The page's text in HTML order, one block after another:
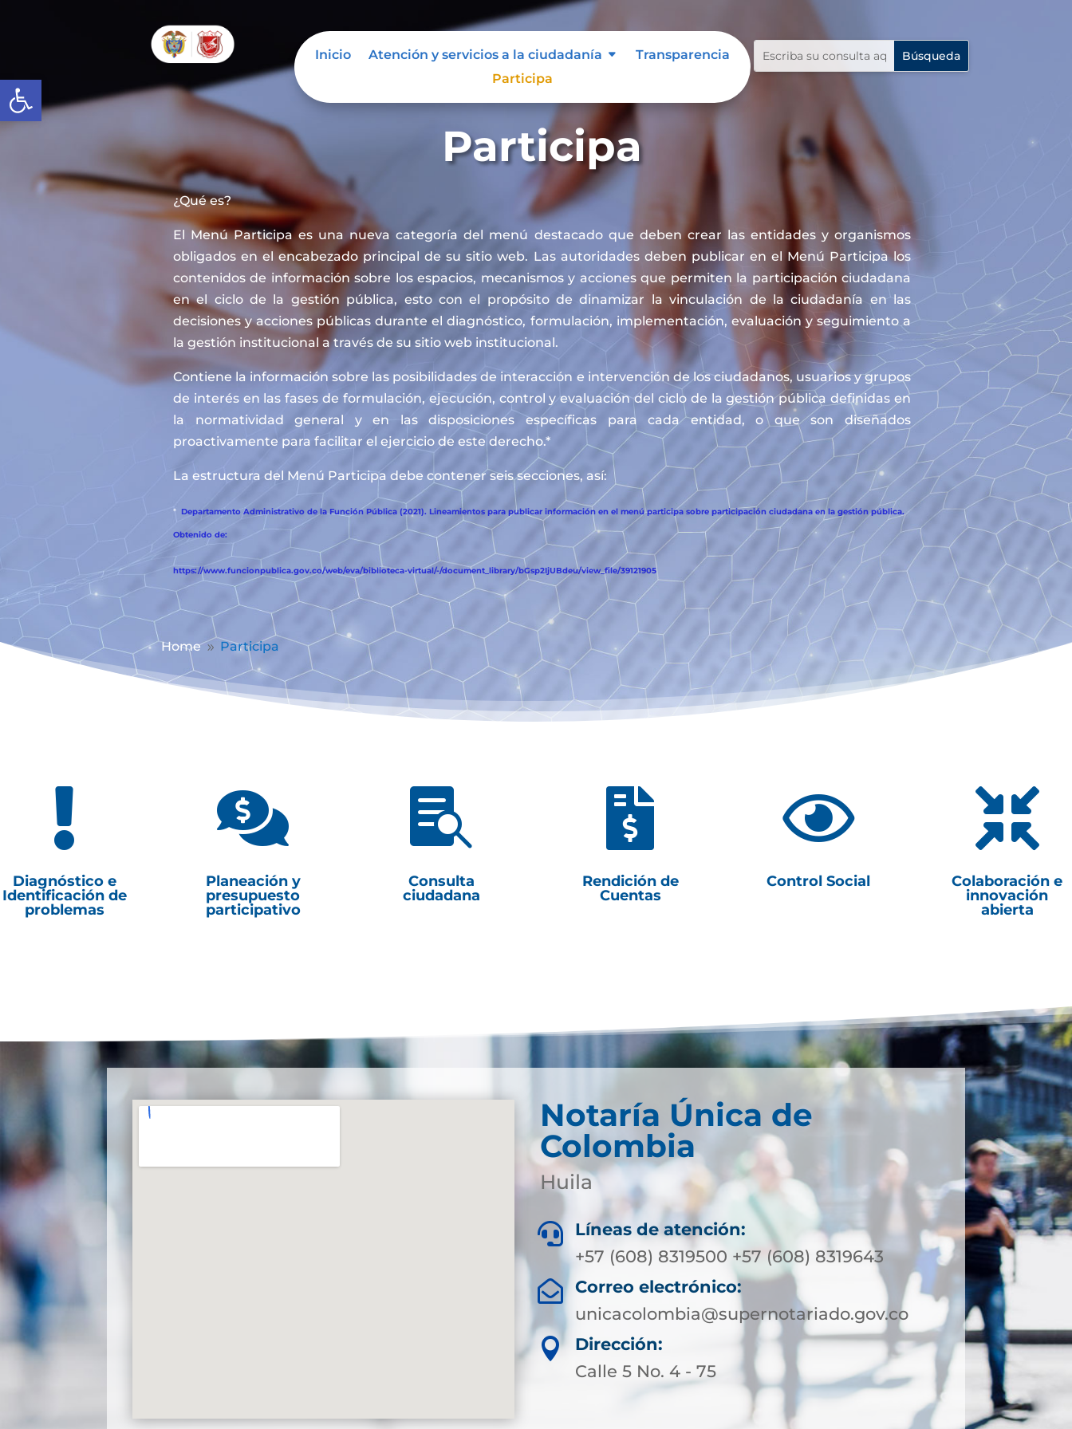
Abrir barra de herramientas
Inicio Atención y servicios a la ciudadanía
Transparencia
Participa
Participa
¿Qué es?
El Menú Participa es una nueva categoría del menú destacado que deben crear las entidades y organismos
obligados en el encabezado principal de su sitio web. Las autoridades deben publicar en el Menú Participa los
contenidos de información sobre los espacios, mecanismos y acciones que permiten la participación ciudadana
en el ciclo de la gestión pública, esto con el propósito de dinamizar la vinculación de la ciudadanía en las
decisiones y acciones públicas durante el diagnóstico, formulación, implementación, evaluación y seguimiento a
la gestión institucional a través de su sitio web institucional.
Contiene la información sobre las posibilidades de interacción e intervención de los ciudadanos, usuarios y grupos
de interés en las fases de formulación, ejecución, control y evaluación del ciclo de la gestión pública definidas en
la normatividad general y en las disposiciones específicas para cada entidad, o que son diseñados
proactivamente para facilitar el ejercicio de este derecho.*
La estructura del Menú Participa debe contener seis secciones, así:
* Departamento Administrativo de la Función Pública (2021). Lineamientos para publicar información en el menú participa sobre participación ciudadana en la gestión pública.
Obtenido de:
https://www.funcionpublica.gov.co/web/eva/biblioteca-virtual/-/document_library/bGsp2IjUBdeu/view_file/39121905
Home 9 Participa

Diagnóstico e
Identificación de
problemas

Planeación y
presupuesto
participativo

Consulta
ciudadana

Rendición de
Cuentas

Control Social

Colaboración e
innovación
abierta
Notaría Única de
Colombia
Huila

Líneas de atención:
+57 (608) 8319500 +57 (608) 8319643

Correo electrónico:
unicacolombia@supernotariado.gov.co

Dirección:
Calle 5 No. 4 - 75